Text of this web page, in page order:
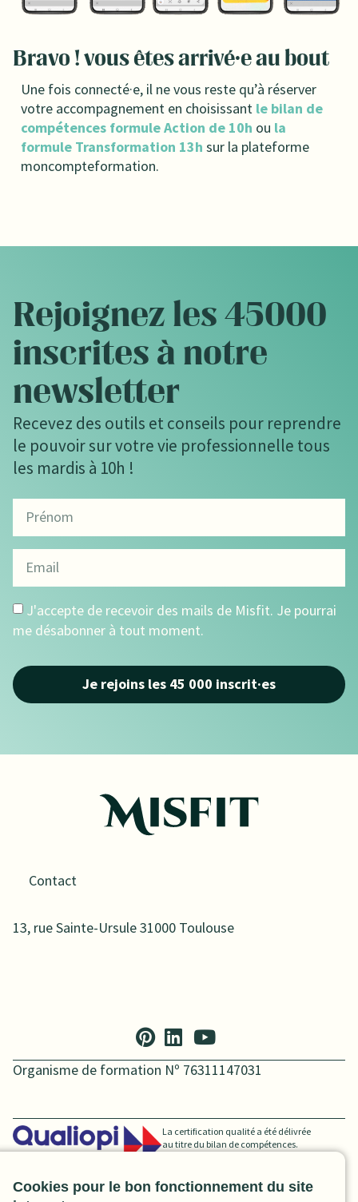
Cookies pour le bon fonctionnement du site
Bravo ! vous êtes arrivé·e au bout
Une fois connecté·e, il ne vous reste qu’à réserver
votre accompagnement en choisissant le bilan de
compétences formule Action de 10h ou la
formule Transformation 13h sur la plateforme
moncompteformation.
Rejoignez les 45000
inscrites à notre
newsletter
Recevez des outils et conseils pour reprendre
le pouvoir sur votre vie professionnelle tous
les mardis à 10h !
J'accepte de recevoir des mails de Misfit. Je pourrai
me désabonner à tout moment.
Je rejoins les 45 000 inscrit·es
Contact
13, rue Sainte-Ursule 31000 Toulouse
Organisme de formation Nº 76311147031
La certification qualité a été délivrée
au titre du bilan de compétences.